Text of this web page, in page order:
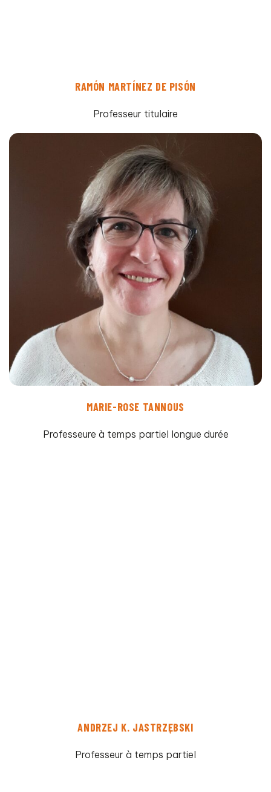
RAMÓN MARTÍNEZ DE PISÓN
Professeur titulaire
MARIE-ROSE TANNOUS
Professeure à temps partiel longue durée
ANDRZEJ K. JASTRZĘBSKI
Professeur à temps partiel